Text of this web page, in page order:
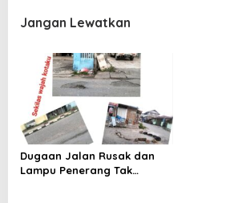
g
p
o
s
Jangan Lewatkan
Dugaan Jalan Rusak dan
Lampu Penerang Tak